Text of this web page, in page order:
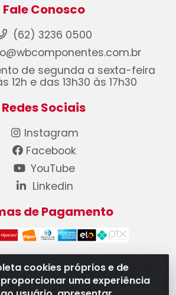
cookies próprios e de
uma experiência
Fale Conosco
(62) 3236 0500
de segunda a sexta-feira
12h e das 13h30 às 17h30
Redes Sociais
Instagram
Facebook
YouTube
Linkedin
de Pagamento
Automotivos LTDA - CNPJ